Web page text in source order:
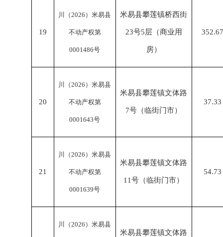
19
川（2026）米易县
不动产权第
0001486号
米易县攀莲镇桥西街
23号5层（商业用
房）
352.67
20
川（2026）米易县
不动产权第
0001643号
米易县攀莲镇文体路
7号（临街门市）
37.33
21
川（2026）米易县
不动产权第
0001639号
米易县攀莲镇文体路
11号（临街门市）
54.73
川（2026）米易县
米易县攀莲镇文体路